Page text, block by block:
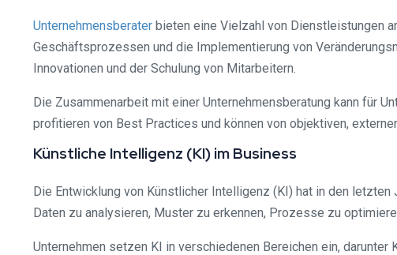
Unternehmensberater bieten eine Vielzahl von Dienstleistungen
Geschäftsprozessen und die Implementierung von
Innovationen und der Schulung von Mitarbeitern.
Die Zusammenarbeit mit einer Unternehmensberatung kann für
profitieren von Best Practices und können von objektiven,
Künstliche Intelligenz (KI) im Business
Die Entwicklung von Künstlicher Intelligenz (KI) hat in den
Daten zu analysieren, Muster zu erkennen, Prozesse zu
Unternehmen setzen KI in verschiedenen Bereichen ein,